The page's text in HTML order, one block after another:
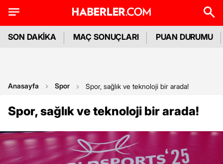
SON DAKİKA MAÇ SONUÇLARI PUAN DURUMU
Anasayfa Spor Spor, sağlık ve teknoloji bir arada!
Spor, sağlık ve teknoloji bir arada!